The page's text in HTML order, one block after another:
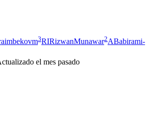
3RIRizwanMunawar2ABabirami-
el mes pasado